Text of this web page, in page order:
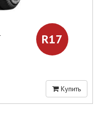
R17
Купить